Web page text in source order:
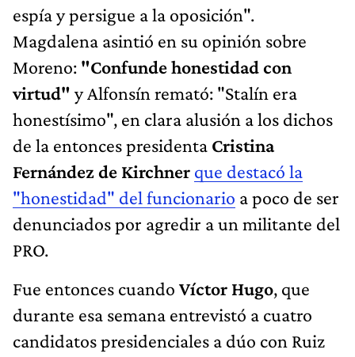
espía y persigue a la oposición".
Magdalena asintió en su opinión sobre
Moreno: "Confunde honestidad con
virtud" y Alfonsín remató: "Stalín era
honestísimo", en clara alusión a los dichos
de la entonces presidenta Cristina
Fernández de Kirchner que destacó la
"honestidad" del funcionario a poco de ser
denunciados por agredir a un militante del
PRO.
Fue entonces cuando Víctor Hugo, que
durante esa semana entrevistó a cuatro
candidatos presidenciales a dúo con Ruiz